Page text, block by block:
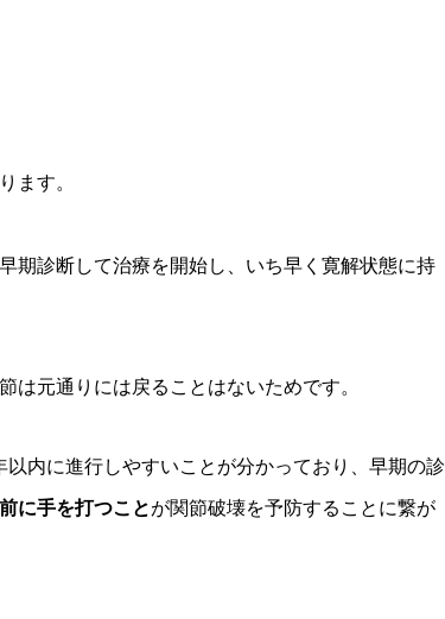
ます。
期診断して治療を開始し、いち早く寛解状態に持
は元通りには戻ることはないためです。
内に進行しやすいことが分かっており、早期の診
に手を打つことが関節破壊を予防することに繋が